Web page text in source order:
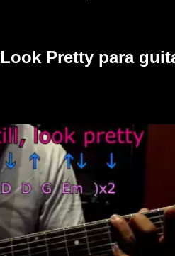
Pretty para